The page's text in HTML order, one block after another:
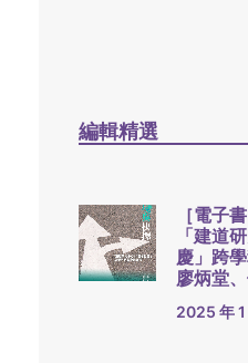
編輯精選
［電子
「建道
慶」跨
廖炳堂
2025 年 1